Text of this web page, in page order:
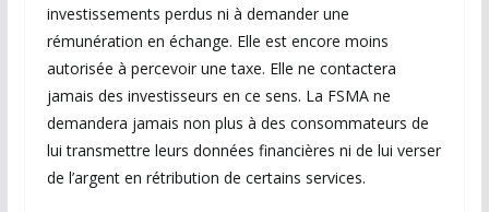
investissements perdus ni à demander une
rémunération en échange. Elle est encore moins
autorisée à percevoir une taxe. Elle ne contactera
jamais des investisseurs en ce sens. La FSMA ne
demandera jamais non plus à des consommateurs de
lui transmettre leurs données financières ni de lui verser
de l’argent en rétribution de certains services.